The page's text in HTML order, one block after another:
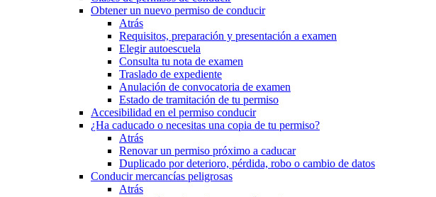
Obtener un nuevo permiso de conducir
Atrás
Requisitos, preparación y presentación a examen
Elegir autoescuela
Consulta tu nota de examen
Traslado de expediente
Anulación de convocatoria de examen
Estado de tramitación de tu permiso
Accesibilidad en el permiso conducir
¿Ha caducado o necesitas una copia de tu permiso?
Atrás
Renovar un permiso próximo a caducar
Duplicado por deterioro, pérdida, robo o cambio de datos
Conducir mercancías peligrosas
Atrás